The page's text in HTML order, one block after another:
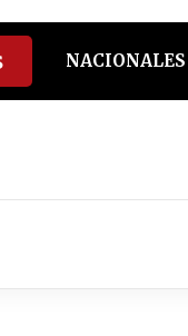
NACIONALES